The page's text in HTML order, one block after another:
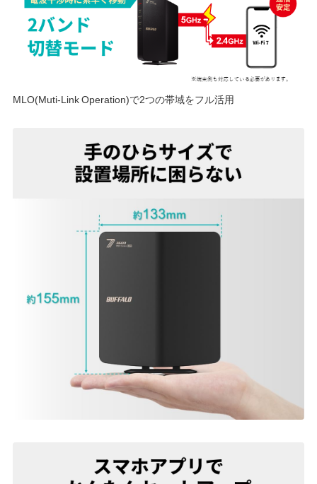
MLO(Muti-Link Operation)で2つの帯域をフル活用